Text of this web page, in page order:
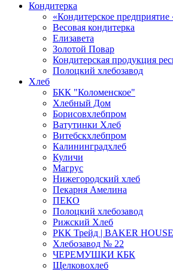
Кондитерка
«Кондитерское предприятие
Весовая кондитерка
Елизавета
Золотой Повар
Кондитерская продукция
Полоцкий хлебозавод
Хлеб
БКК "Коломенское"
Хлебный Дом
Борисовхлебпром
Ватутинки Хлеб
Витебскхлебпром
Калининградхлеб
Куличи
Магрус
Нижегородский хлеб
Пекарня Амелина
ПЕКО
Полоцкий хлебозавод
Рижский Хлеб
РКК Трейд | BAKER HOUSE
Хлебозавод № 22
ЧЕРЕМУШКИ КБК
Щелковохлеб